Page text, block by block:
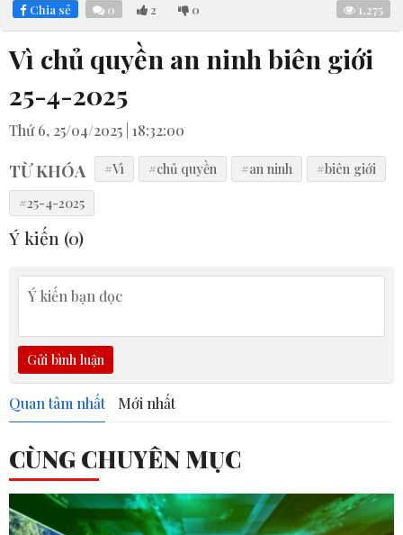
Chia sẻ 0 2 0 1,275
Vì chủ quyền an ninh biên giới
25-4-2025
Thứ 6, 25/04/2025 | 18:32:00
TỪ KHÓA #Vì #chủ quyền #an ninh
#biên giới
#25-4-2025
Ý kiến (0)
Gửi bình luận
Quan tâm nhất Mới nhất
CÙNG CHUYÊN MỤC